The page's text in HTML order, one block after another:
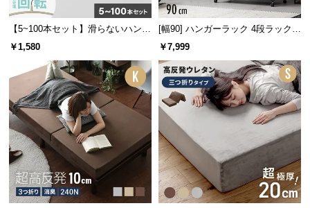
o.,
【5~100本セット】滑らないハンガ
ー バー付き
￥1,580
[幅90] ハンガーラック 4段ラック収
納 キャスター付き
￥7,999